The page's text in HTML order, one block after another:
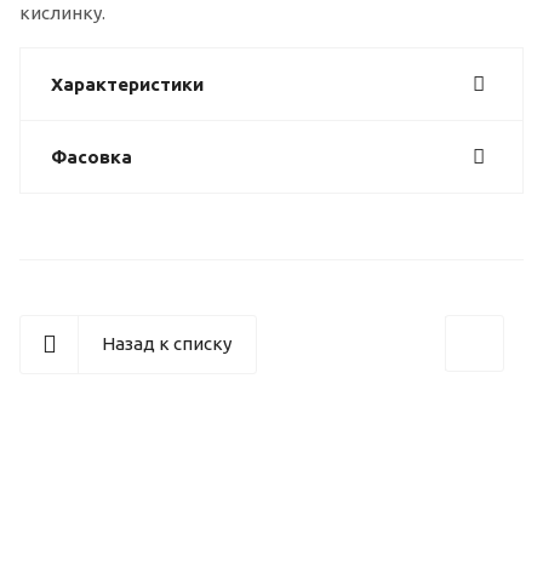
кислинку.
Характеристики
Фасовка
Назад к списку